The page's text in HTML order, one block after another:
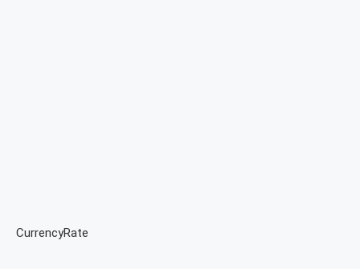
CurrencyRate